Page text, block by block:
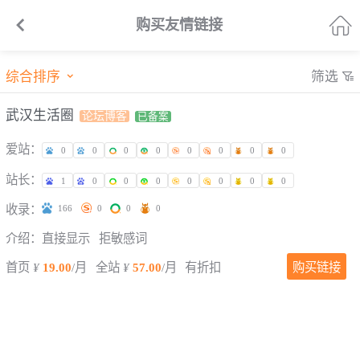
 购买友情链接 
综合排序  筛选 
武汉生活圈 论坛博客 已备案
爱站： 0 0 0 0 0 0 0 0
站长： 1 0 0 0 0 0 0 0
收录： 166 0 0 0
介绍： 直接显示 拒敏感词
首页 ¥ 19.00/月 全站 ¥ 57.00/月 有折扣 购买链接